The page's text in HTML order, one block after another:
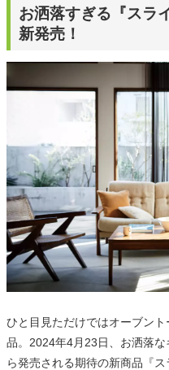
お洒落すぎる『スラ
新発売！
ひと目見ただけではオーブン
品。2024年4月23日、お洒落
ら発売される期待の新商品『